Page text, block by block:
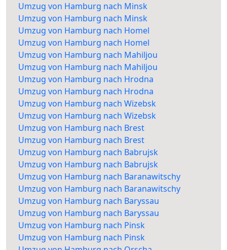
Umzug von Hamburg nach Minsk
Umzug von Hamburg nach Minsk
Umzug von Hamburg nach Homel
Umzug von Hamburg nach Homel
Umzug von Hamburg nach Mahiljou
Umzug von Hamburg nach Mahiljou
Umzug von Hamburg nach Hrodna
Umzug von Hamburg nach Hrodna
Umzug von Hamburg nach Wizebsk
Umzug von Hamburg nach Wizebsk
Umzug von Hamburg nach Brest
Umzug von Hamburg nach Brest
Umzug von Hamburg nach Babrujsk
Umzug von Hamburg nach Babrujsk
Umzug von Hamburg nach Baranawitschy
Umzug von Hamburg nach Baranawitschy
Umzug von Hamburg nach Baryssau
Umzug von Hamburg nach Baryssau
Umzug von Hamburg nach Pinsk
Umzug von Hamburg nach Pinsk